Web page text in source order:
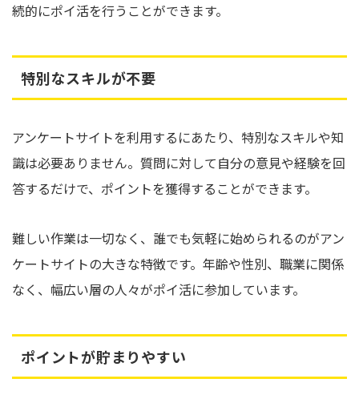
続的にポイ活を行うことができます。
特別なスキルが不要
アンケートサイトを利用するにあたり、特別なスキルや知
識は必要ありません。質問に対して自分の意見や経験を回
答するだけで、ポイントを獲得することができます。
難しい作業は一切なく、誰でも気軽に始められるのがアン
ケートサイトの大きな特徴です。年齢や性別、職業に関係
なく、幅広い層の人々がポイ活に参加しています。
ポイントが貯まりやすい